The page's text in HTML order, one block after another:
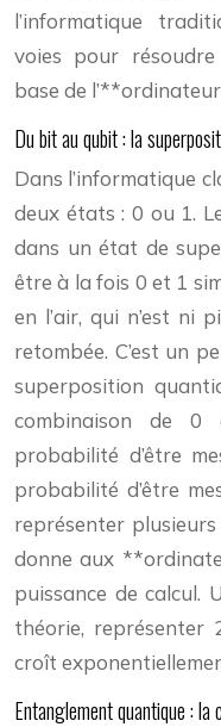
l’informatique
voies pour
base de
Du bit au qubit : la
Dans l’informatique
deux états : 0 ou 1.
dans un état de
être à la fois 0 et 1
en l’air, qui n’est ni
retombée. C’est un
superposition
combinaison de
probabilité d’être
probabilité d’être
représenter
donne aux
puissance de calcul.
théorie, représenter
croît
Entanglement quantique : la